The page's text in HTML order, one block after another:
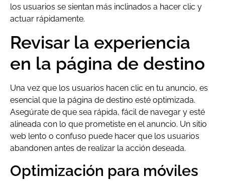
los usuarios se sientan más inclinados a hacer clic y
actuar rápidamente.
Revisar la experiencia
en la página de destino
Una vez que los usuarios hacen clic en tu anuncio, es
esencial que la página de destino esté optimizada.
Asegúrate de que sea rápida, fácil de navegar y esté
alineada con lo que prometiste en el anuncio. Un sitio
web lento o confuso puede hacer que los usuarios
abandonen antes de realizar la acción deseada.
Optimización para móviles